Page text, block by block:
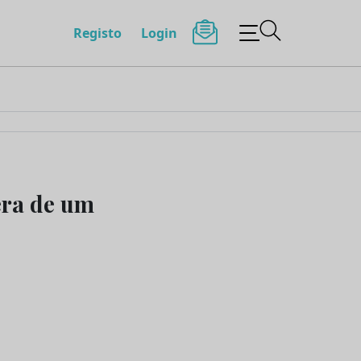
Registo Login
de um